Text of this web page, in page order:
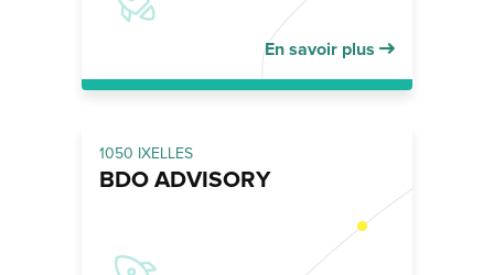
En savoir plus
1050 IXELLES
BDO ADVISORY